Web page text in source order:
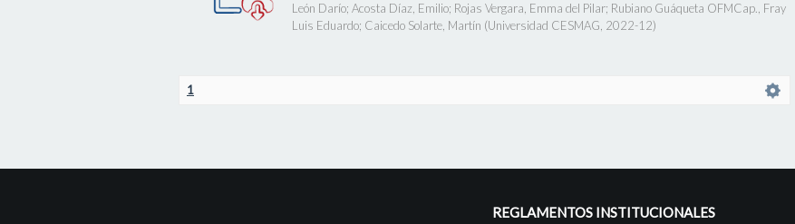
León Darío; Acosta Díaz, Emilio; Rojas Vergara, Emma del Pilar; Rubiano Guáqueta OFMCap., Fray
Luis Eduardo; Caicedo Solarte, Martín (Universidad CESMAG 2022-12)
1
REGLAMENTOS INSTITUCIONALES